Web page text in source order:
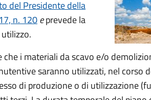
del Presidente della
n. 120eprevede la
che i materiali da scavo e/o
saranno utilizzati, nel corso
di produzione o di utilizzazione